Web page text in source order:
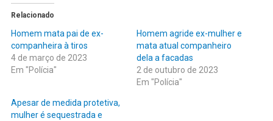
Relacionado
Homem mata pai de ex-
companheira à tiros
4 de março de 2023
Em "Polícia"
Homem agride ex-mulher e
mata atual companheiro
dela a facadas
2 de outubro de 2023
Em "Polícia"
Apesar de medida protetiva,
mulher é sequestrada e